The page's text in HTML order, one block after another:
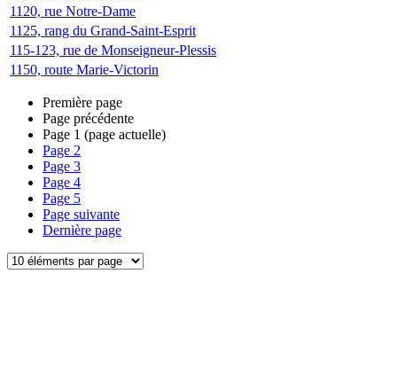
1120, rue Notre-Dame
1125, rang du Grand-Saint-Esprit
115-123, rue de Monseigneur-Plessis
1150, route Marie-Victorin
Première page
Page précédente
Page 1 (page actuelle)
Page 2
Page 3
Page 4
Page 5
Page suivante
Dernière page